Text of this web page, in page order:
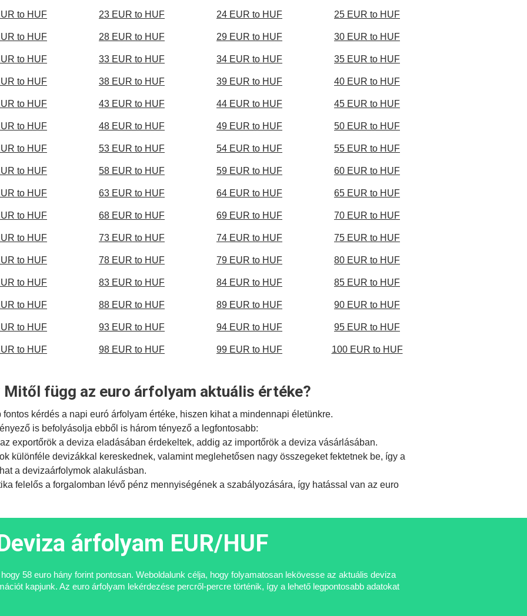
to HUF 23 EUR to HUF 24 EUR to HUF 25 EUR to HUF
to HUF 28 EUR to HUF 29 EUR to HUF 30 EUR to HUF
to HUF 33 EUR to HUF 34 EUR to HUF 35 EUR to HUF
to HUF 38 EUR to HUF 39 EUR to HUF 40 EUR to HUF
to HUF 43 EUR to HUF 44 EUR to HUF 45 EUR to HUF
to HUF 48 EUR to HUF 49 EUR to HUF 50 EUR to HUF
to HUF 53 EUR to HUF 54 EUR to HUF 55 EUR to HUF
to HUF 58 EUR to HUF 59 EUR to HUF 60 EUR to HUF
to HUF 63 EUR to HUF 64 EUR to HUF 65 EUR to HUF
to HUF 68 EUR to HUF 69 EUR to HUF 70 EUR to HUF
to HUF 73 EUR to HUF 74 EUR to HUF 75 EUR to HUF
to HUF 78 EUR to HUF 79 EUR to HUF 80 EUR to HUF
to HUF 83 EUR to HUF 84 EUR to HUF 85 EUR to HUF
to HUF 88 EUR to HUF 89 EUR to HUF 90 EUR to HUF
to HUF 93 EUR to HUF 94 EUR to HUF 95 EUR to HUF
to HUF 98 EUR to HUF 99 EUR to HUF 100 EUR to HUF
Mitől függ az euro árfolyam aktuális értéke?
kérdés a napi euró árfolyam értéke, hiszen kihat a mindennapi életünkre.
is befolyásolja ebből is három tényező a legfontosabb:
exportőrök a deviza eladásában érdekeltek, addig az importőrök a deviza vásárlásában.
különféle devizákkal kereskednek, valamint meglehetősen nagy összegeket fektetnek be, így a
a devizaárfolymok alakulásban.
felelős a forgalomban lévő pénz mennyiségének a szabályozására, így hatással van az euro
árfolyam EUR/HUF
58 euro hány forint pontosan. Weboldalunk célja, hogy folyamatosan lekövesse az aktuális deviza
kapjunk. Az euro árfolyam lekérdezése percről-percre történik, így a lehető legpontosabb adatokat